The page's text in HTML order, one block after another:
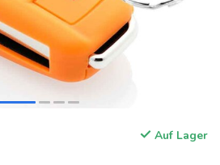
Auf Lager